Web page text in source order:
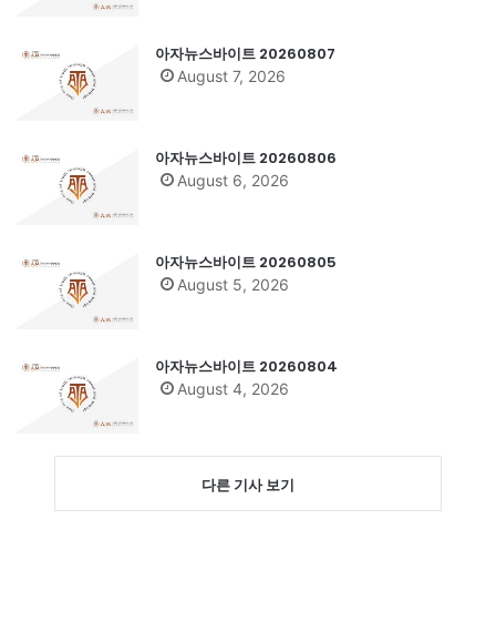
아자뉴스바이트 20260807
August 7, 2026
아자뉴스바이트 20260806
August 6, 2026
아자뉴스바이트 20260805
August 5, 2026
아자뉴스바이트 20260804
August 4, 2026
다른 기사 보기